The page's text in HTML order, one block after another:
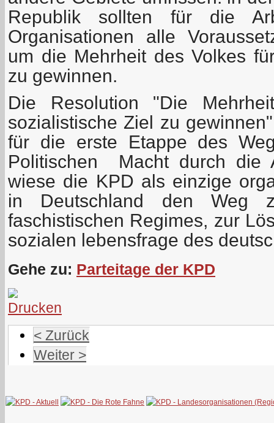
Republik sollten für die
Organisationen alle
um die Mehrheit des Volkes
zu gewinnen.
Die Resolution "Die
sozialistische Ziel zu
für die erste Etappe des
Politischen Macht durch die
wiese die KPD als einzige
in Deutschland den Weg
faschistischen Regimes, zur
sozialen lebensfrage des
Gehe zu: Parteitage der KPD
< Zurück
Weiter >